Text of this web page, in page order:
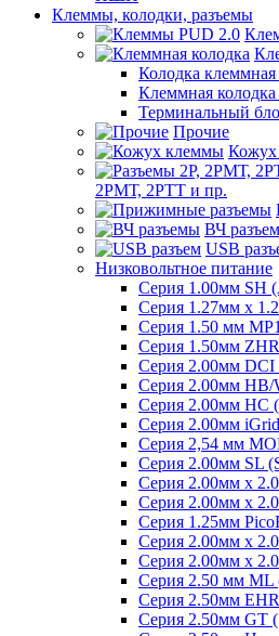
Клеммы, колодки, разъемы
Колодка
Клеммная
Терминальный
Прочие
2РМТ, 2РТТ и пр.
ВЧ
USB
Низковольтное питание
Серия 1.00мм SH
Серия 1.27мм x
Серия 1.50 мм
Серия 1.50мм ZHR
Серия 2.00мм
Серия 2.00мм
Серия 2.00мм HC
Серия 2.00мм iGrid
Серия 2,54 мм
Серия 2.00мм SL
Серия 2.00мм x
Серия 2.00мм x
Серия 1.25мм
Серия 2.00мм х
Серия 2.00мм х
Серия 2.50 мм ML
Серия 2.50мм
Серия 2.50мм GT